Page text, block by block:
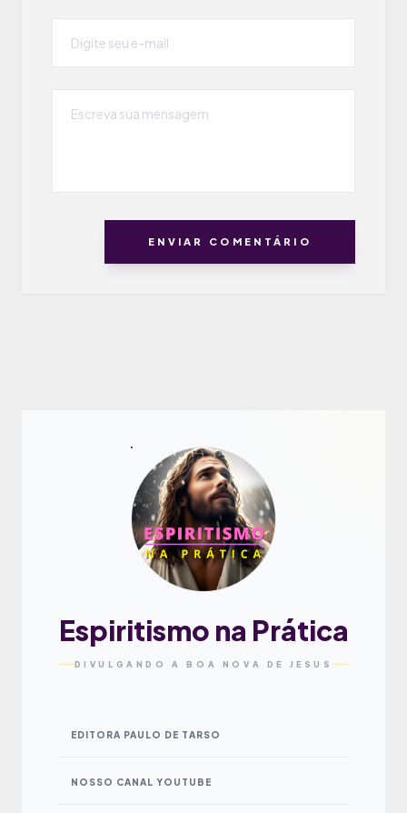
ENVIAR COMENTÁRIO
Espiritismo na Prática
DIVULGANDO A BOA NOVA DE JESUS
EDITORA PAULO DE TARSO
NOSSO CANAL YOUTUBE